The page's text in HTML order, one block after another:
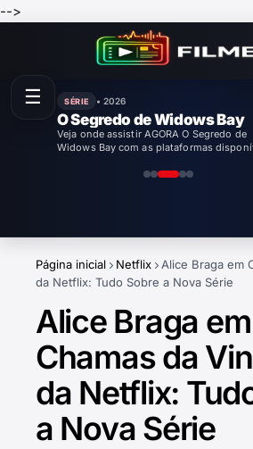
-->
SÉRIE • 2026
Agente Kim: Reativado
Veja onde assistir AGORA Agente Kim:
Reativado com as plataformas
Página inicial Netflix
Alice Braga em
da Netflix: Tudo Sobre a Nova Série
Alice Braga em
Chamas da
da Netflix:
a Nova Série
☰